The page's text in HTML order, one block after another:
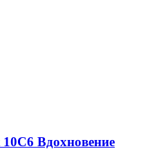
Вдохновение